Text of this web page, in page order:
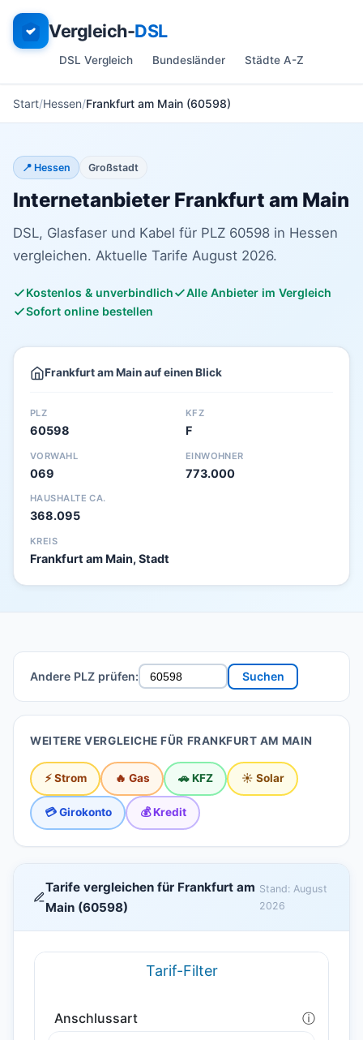
Vergleich-DSL
DSL Vergleich Bundesländer Städte A-Z
Start Hessen Frankfurt am Main (60598)
📍 Hessen Großstadt
Internetanbieter Frankfurt am Main
DSL, Glasfaser und Kabel für PLZ 60598 in Hessen
vergleichen. Aktuelle Tarife August 2026.
Kostenlos & unverbindlich
Alle Anbieter im Vergleich
Sofort online bestellen
Frankfurt am Main auf einen Blick
PLZ
60598
KFZ
F
VORWAHL
069
EINWOHNER
773.000
HAUSHALTE CA.
368.095
KREIS
Frankfurt am Main, Stadt
Andere PLZ prüfen: Suchen
WEITERE VERGLEICHE FÜR FRANKFURT AM MAIN
⚡ Strom 🔥 Gas 🚗 KFZ ☀️ Solar
💳 Girokonto 💰 Kredit
Tarife vergleichen für Frankfurt am
Main (60598)
Stand: August
2026